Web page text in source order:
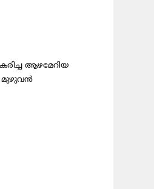
ആഴമേറിയ
മുഴുവന്‍